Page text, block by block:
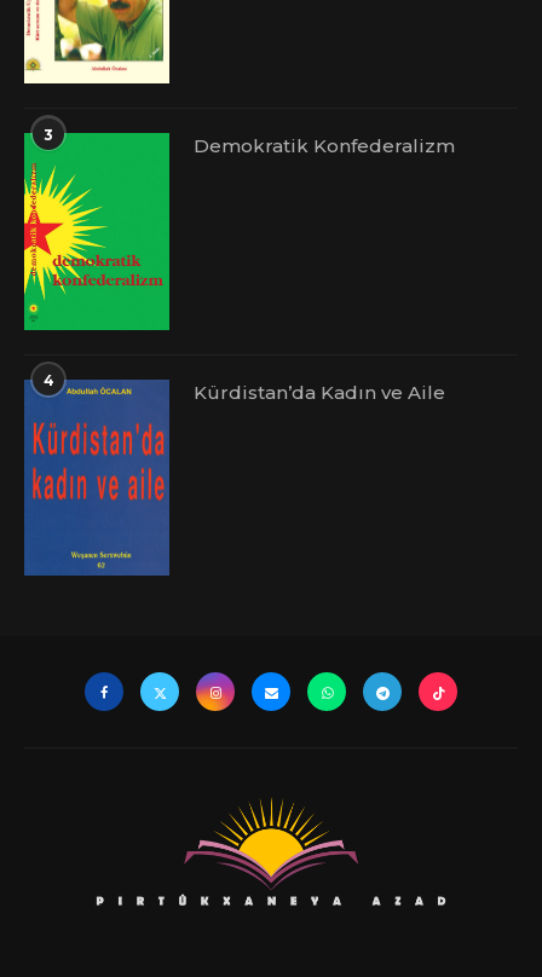
3 Demokratik Konfederalizm
4 Kürdistan’da Kadın ve Aile